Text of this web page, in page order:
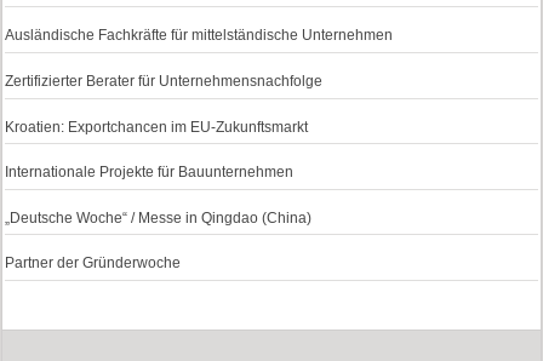
Ausländische Fachkräfte für mittelständische Unternehmen
Zertifizierter Berater für Unternehmensnachfolge
Kroatien: Exportchancen im EU-Zukunftsmarkt
Internationale Projekte für Bauunternehmen
„Deutsche Woche“ / Messe in Qingdao (China)
Partner der Gründerwoche